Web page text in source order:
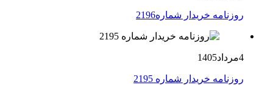
روزنامه خریدار شماره2196
4مرداد1405
روزنامه خریدار شماره 2195